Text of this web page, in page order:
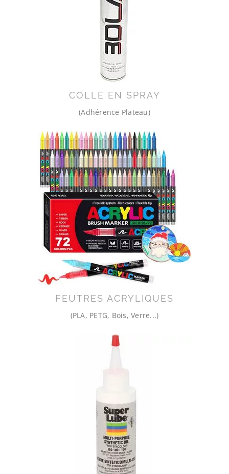
COLLE EN SPRAY
(Adhérence Plateau)
FEUTRES ACRYLIQUES
(PLA, PETG, Bois, Verre...)